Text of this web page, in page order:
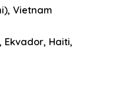
Vietnam
Ekvador, Haiti,